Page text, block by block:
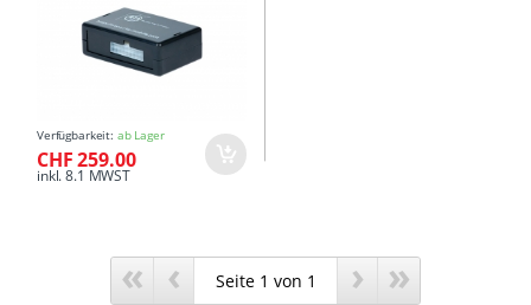
Verfügbarkeit: ab Lager
CHF 259.00
inkl. 8.1 MWST
« ‹ › »